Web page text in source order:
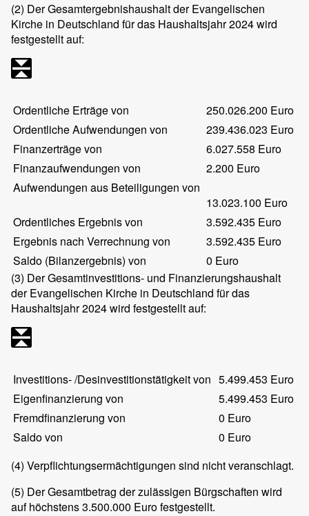
(2) Der Gesamtergebnishaushalt der Evangelischen
Kirche in Deutschland für das Haushaltsjahr 2024 wird
festgestellt auf:
Ordentliche Erträge von
250.026.200 Euro
Ordentliche Aufwendungen von
239.436.023 Euro
Finanzerträge von
6.027.558 Euro
Finanzaufwendungen von
2.200 Euro
Aufwendungen aus Beteiligungen von
13.023.100 Euro
Ordentliches Ergebnis von
3.592.435 Euro
Ergebnis nach Verrechnung von
3.592.435 Euro
Saldo (Bilanzergebnis) von
0 Euro
(3) Der Gesamtinvestitions- und Finanzierungshaushalt
der Evangelischen Kirche in Deutschland für das
Haushaltsjahr 2024 wird festgestellt auf:
Investitions- /Desinvestitionstätigkeit von 5.499.453 Euro
Eigenfinanzierung von
5.499.453 Euro
Fremdfinanzierung von
0 Euro
Saldo von
0 Euro
(4) Verpflichtungsermächtigungen sind nicht veranschlagt.
(5) Der Gesamtbetrag der zulässigen Bürgschaften wird
auf höchstens 3.500.000 Euro festgestellt.